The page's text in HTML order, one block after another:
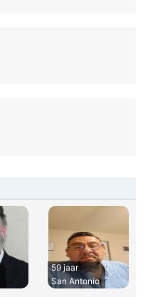
59 jaar
San Antonio